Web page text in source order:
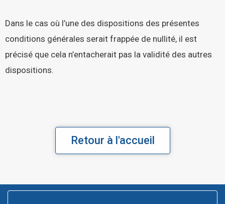
Dans le cas où l’une des dispositions des présentes
conditions générales serait frappée de nullité, il est
précisé que cela n’entacherait pas la validité des autres
dispositions.
Retour à l'accueil